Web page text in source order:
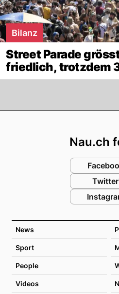
Bilanz
Street Parade
friedlich, trotzdem
News
Sport
People
Videos
Nau.ch
Twitter